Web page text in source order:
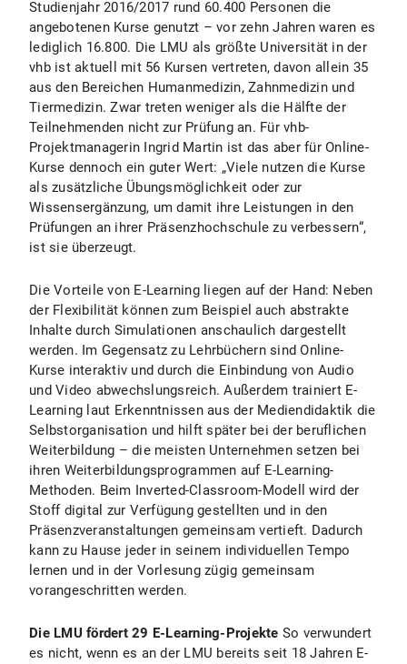
Studienjahr 2016/2017 rund 60.400 Personen die
angebotenen Kurse genutzt – vor zehn Jahren waren es
lediglich 16.800. Die LMU als größte Universität in der
vhb ist aktuell mit 56 Kursen vertreten, davon allein 35
aus den Bereichen Humanmedizin, Zahnmedizin und
Tiermedizin. Zwar treten weniger als die Hälfte der
Teilnehmenden nicht zur Prüfung an. Für vhb-
Projektmanagerin Ingrid Martin ist das aber für Online-
Kurse dennoch ein guter Wert: „Viele nutzen die Kurse
als zusätzliche Übungsmöglichkeit oder zur
Wissensergänzung, um damit ihre Leistungen in den
Prüfungen an ihrer Präsenzhochschule zu verbessern“,
ist sie überzeugt.
Die Vorteile von E-Learning liegen auf der Hand: Neben
der Flexibilität können zum Beispiel auch abstrakte
Inhalte durch Simulationen anschaulich dargestellt
werden. Im Gegensatz zu Lehrbüchern sind Online-
Kurse interaktiv und durch die Einbindung von Audio
und Video abwechslungsreich. Außerdem trainiert E-
Learning laut Erkenntnissen aus der Mediendidaktik die
Selbstorganisation und hilft später bei der beruflichen
Weiterbildung – die meisten Unternehmen setzen bei
ihren Weiterbildungsprogrammen auf E-Learning-
Methoden. Beim Inverted-Classroom-Modell wird der
Stoff digital zur Verfügung gestellten und in den
Präsenzveranstaltungen gemeinsam vertieft. Dadurch
kann zu Hause jeder in seinem individuellen Tempo
lernen und in der Vorlesung zügig gemeinsam
vorangeschritten werden.
Die LMU fördert 29 E-Learning-Projekte So verwundert
es nicht, wenn es an der LMU bereits seit 18 Jahren E-